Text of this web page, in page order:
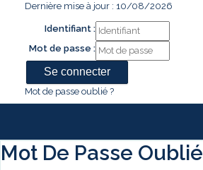
Dernière mise à jour : 10/08/2026
Identifiant :
Mot de passe :
Mot de passe oublié ?
Mot De Passe Oublié